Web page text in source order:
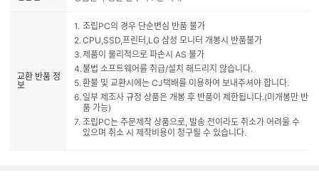
교환 반품 정
보
조립PC의 경우 단순변심 반품 불가
CPU,SSD,프린터,LG 삼성 모니터 개봉시 반품불가
제품이 물리적으로 파손시 AS 불가
불법 소프트웨어를 취급/설치 해드리지 않습니다.
환불 및 교환시에는 CJ택배를 이용하여 보내주셔야 합니다.
일부 제조사 규정 상품은 개봉 후 반품이 제한됩니다.(미개봉만 반
품 가능)
조립PC는 주문제작 상품으로, 발송 전이라도 취소가 어려울 수
있으며 취소 시 제작비용이 청구될 수 있습니다.